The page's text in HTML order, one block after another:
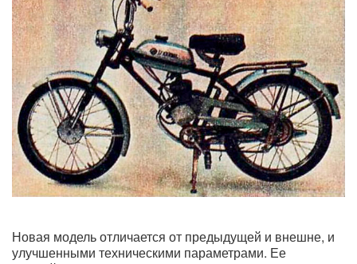
Новая модель отличается от предыдущей и внешне, и
улучшенными техническими параметрами. Ее